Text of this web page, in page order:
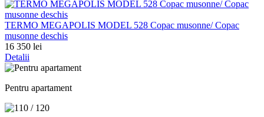
TERMO MEGAPOLIS MODEL 528 Copac musonne/ Copac
musonne deschis
16 350 lei
Detalii
Pentru apartament